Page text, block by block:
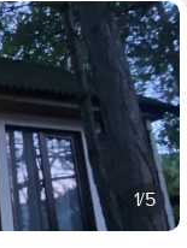
1/5